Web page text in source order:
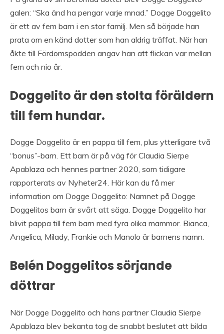
galen: “Ska änd ha pengar varje mnad.” Dogge Doggelito
är ett av fem barn i en stor familj. Men så började han
prata om en känd dotter som han aldrig träffat. När han
åkte till Fördomspodden angav han att flickan var mellan
fem och nio år.
Doggelito är den stolta föräldern
till fem hundar.
Dogge Doggelito är en pappa till fem, plus ytterligare två
“bonus”-barn. Ett barn är på väg för Claudia Sierpe
Apablaza och hennes partner 2020, som tidigare
rapporterats av Nyheter24. Här kan du få mer
information om Dogge Doggelito: Namnet på Dogge
Doggelitos barn är svårt att säga. Dogge Doggelito har
blivit pappa till fem barn med fyra olika mammor. Bianca,
Angelica, Milady, Frankie och Manolo är barnens namn.
Belén Doggelitos sörjande
döttrar
När Dogge Doggelito och hans partner Claudia Sierpe
Apablaza blev bekanta tog de snabbt beslutet att bilda